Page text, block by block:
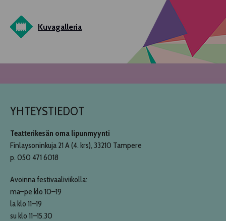
Kuvagalleria
YHTEYSTIEDOT
Teatterikesän oma lipunmyynti
Finlaysoninkuja 21 A (4. krs), 33210 Tampere
p. 050 471 6018
Avoinna festivaaliviikolla:
ma–pe klo 10–19
la klo 11–19
su klo 11–15.30